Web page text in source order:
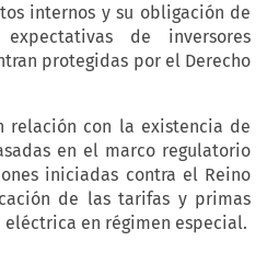
internos y su obligación de
de inversores
protegidas por el Derecho
relación con la existencia de
en el marco regulatorio
iniciadas contra el Reino
de las tarifas y primas
en régimen especial.